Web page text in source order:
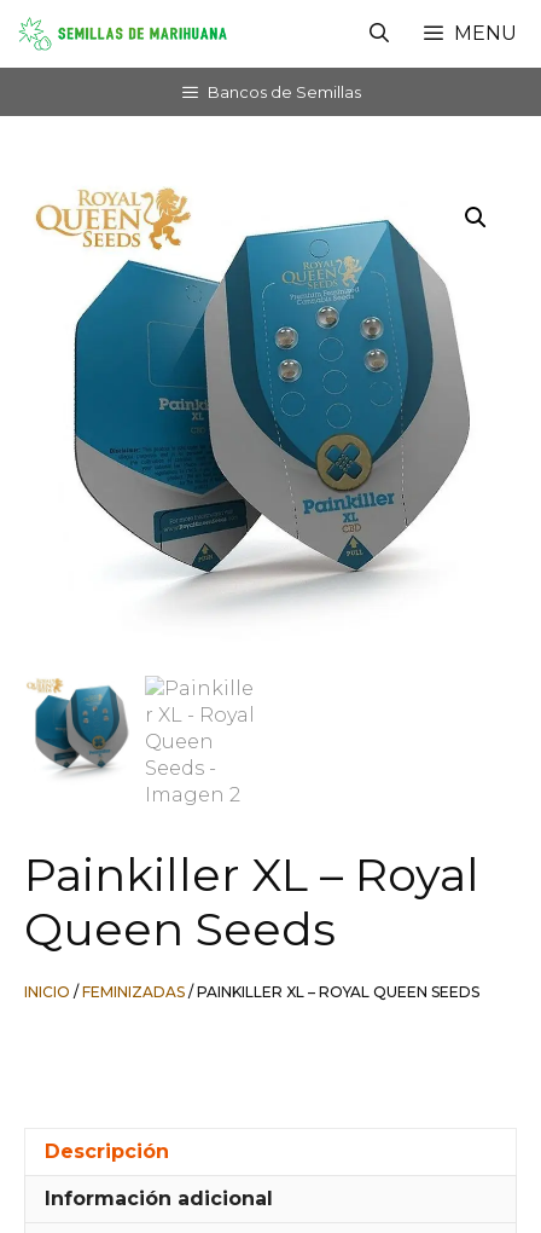
Saltar
contenido
MENU
Bancos de Semillas
Painkiller XL – Royal
Queen Seeds
INICIO / FEMINIZADAS / PAINKILLER XL – ROYAL QUEEN SEEDS
Descripción
Información adicional